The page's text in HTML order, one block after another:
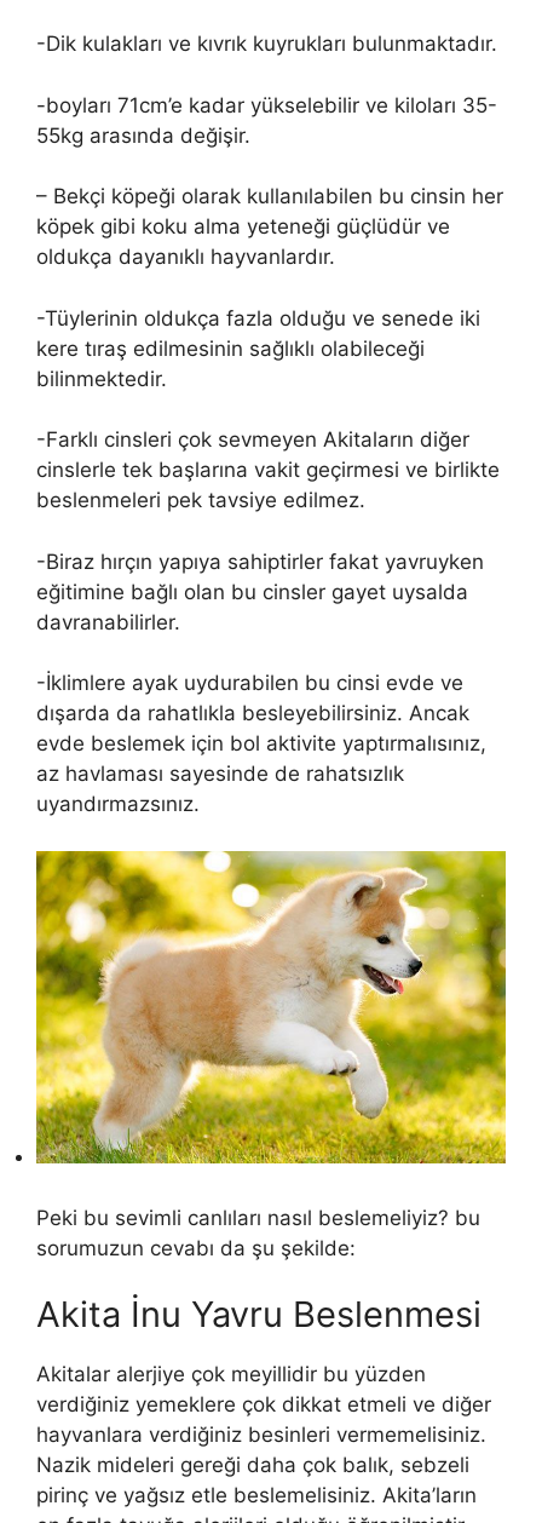
-Dik kulakları ve kıvrık kuyrukları bulunmaktadır.
-boyları 71cm’e kadar yükselebilir ve kiloları 35-
55kg arasında değişir.
– Bekçi köpeği olarak kullanılabilen bu cinsin her
köpek gibi koku alma yeteneği güçlüdür ve
oldukça dayanıklı hayvanlardır.
-Tüylerinin oldukça fazla olduğu ve senede iki
kere tıraş edilmesinin sağlıklı olabileceği
bilinmektedir.
-Farklı cinsleri çok sevmeyen Akitaların diğer
cinslerle tek başlarına vakit geçirmesi ve birlikte
beslenmeleri pek tavsiye edilmez.
-Biraz hırçın yapıya sahiptirler fakat yavruyken
eğitimine bağlı olan bu cinsler gayet uysalda
davranabilirler.
-İklimlere ayak uydurabilen bu cinsi evde ve
dışarda da rahatlıkla besleyebilirsiniz. Ancak
evde beslemek için bol aktivite yaptırmalısınız,
az havlaması sayesinde de rahatsızlık
uyandırmazsınız.
Peki bu sevimli canlıları nasıl beslemeliyiz? bu
sorumuzun cevabı da şu şekilde:
Akita İnu Yavru Beslenmesi
Akitalar alerjiye çok meyillidir bu yüzden
verdiğiniz yemeklere çok dikkat etmeli ve diğer
hayvanlara verdiğiniz besinleri vermemelisiniz.
Nazik mideleri gereği daha çok balık, sebzeli
pirinç ve yağsız etle beslemelisiniz. Akita’ların